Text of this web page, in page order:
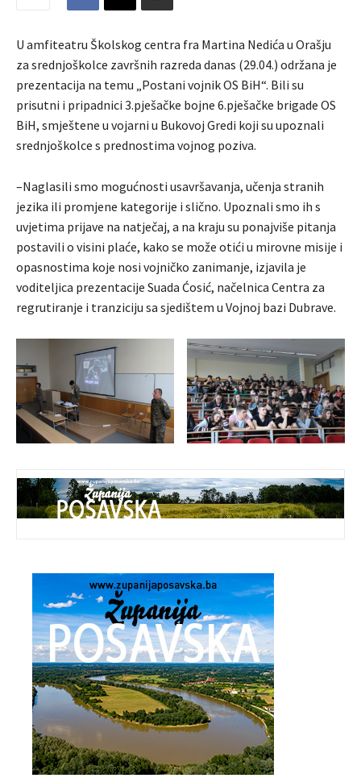
U amfiteatru Školskog centra fra Martina Nedića u Orašju
za srednjoškolce završnih razreda danas (29.04.) održana je
prezentacija na temu „Postani vojnik OS BiH“. Bili su
prisutni i pripadnici 3.pješačke bojne 6.pješačke brigade OS
BiH, smještene u vojarni u Bukovoj Gredi koji su upoznali
srednjoškolce s prednostima vojnog poziva.
–Naglasili smo mogućnosti usavršavanja, učenja stranih
jezika ili promjene kategorije i slično. Upoznali smo ih s
uvjetima prijave na natječaj, a na kraju su ponajviše pitanja
postavili o visini plaće, kako se može otići u mirovne misije i
opasnostima koje nosi vojničko zanimanje, izjavila je
voditeljica prezentacije Suada Ćosić, načelnica Centra za
regrutiranje i tranziciju sa sjedištem u Vojnoj bazi Dubrave.